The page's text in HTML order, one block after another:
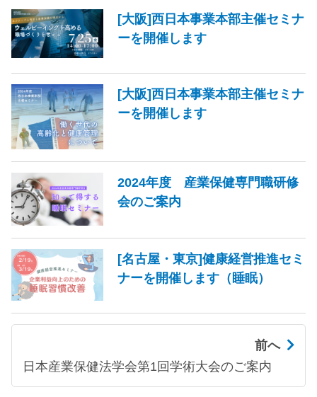
[大阪]西日本事業本部主催セミナ
ーを開催します
[大阪]西日本事業本部主催セミナ
ーを開催します
2024年度 産業保健専門職研修
会のご案内
[名古屋・東京]健康経営推進セミ
ナーを開催します（睡眠）
前へ
日本産業保健法学会第1回学術大会のご案内